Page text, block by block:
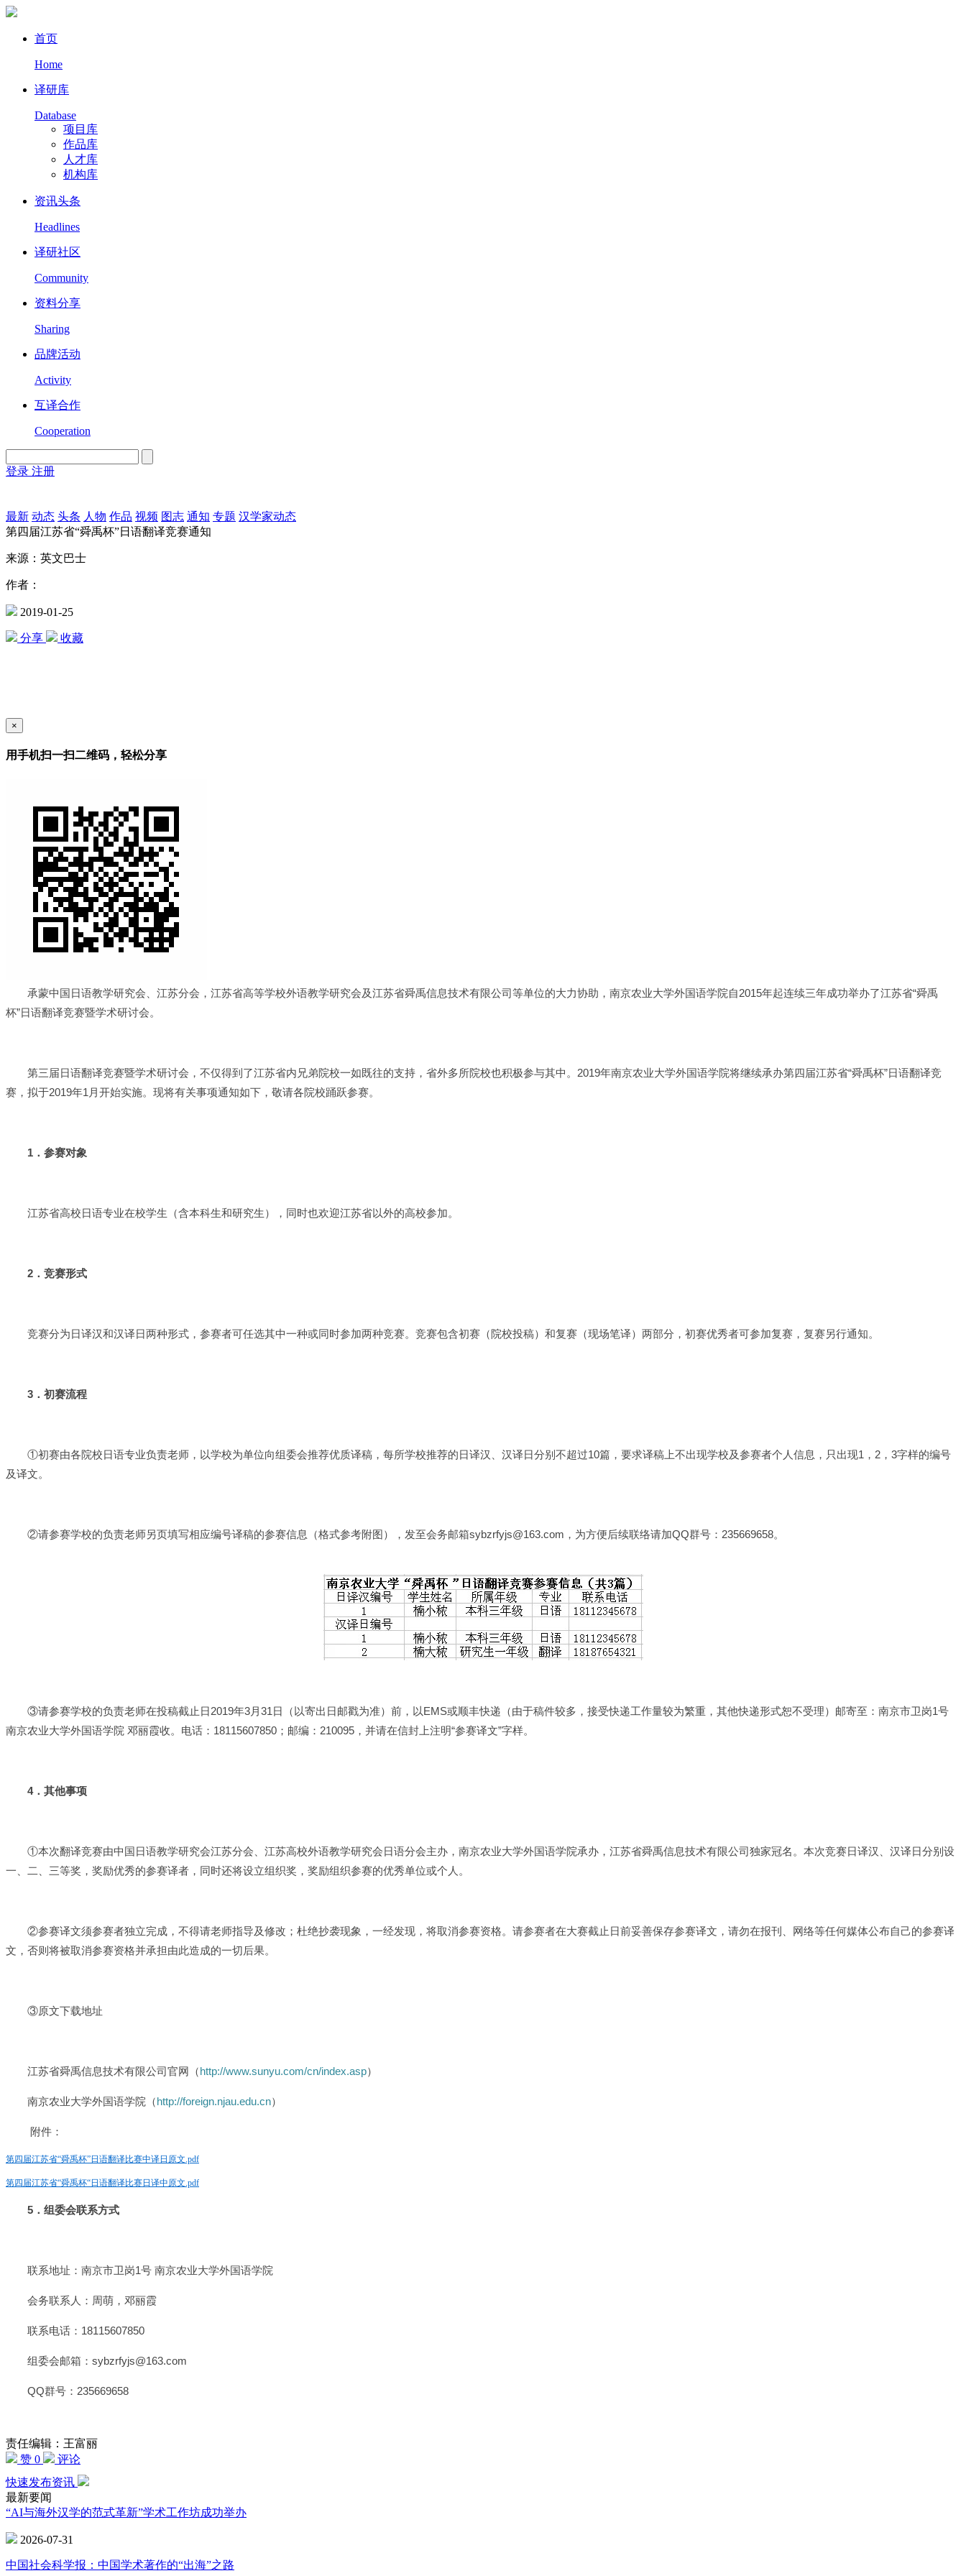
首页
Home
译研库
Database
项目库
作品库
人才库
机构库
资讯头条
Headlines
译研社区
Community
资料分享
Sharing
品牌活动
Activity
互译合作
Cooperation
登录 注册
最新 动态 头条 人物 作品 视频 图志 通知 专题 汉学家动态
第四届江苏省“舜禹杯”日语翻译竞赛通知
来源：英文巴士
作者：
2019-01-25
分享 收藏
×
用手机扫一扫二维码，轻松分享
承蒙中国日语教学研究会、江苏分会，江苏省高等学校外语教学研究会及江苏省舜禹信息技术有限公司等单位的大力协助，南京农业大学外国语学院自2015年起连续三年成功举办了江苏省“舜禹
杯”日语翻译竞赛暨学术研讨会。
第三届日语翻译竞赛暨学术研讨会，不仅得到了江苏省内兄弟院校一如既往的支持，省外多所院校也积极参与其中。2019年南京农业大学外国语学院将继续承办第四届江苏省“舜禹杯”日语翻译竞
赛，拟于2019年1月开始实施。现将有关事项通知如下，敬请各院校踊跃参赛。
1 ．参赛对象
江苏省高校日语专业在校学生（含本科生和研究生），同时也欢迎江苏省以外的高校参加。
2 ．竞赛形式
竞赛分为日译汉和汉译日两种形式，参赛者可任选其中一种或同时参加两种竞赛。竞赛包含初赛（院校投稿）和复赛（现场笔译）两部分，初赛优秀者可参加复赛，复赛另行通知。
3 ．初赛流程
①初赛由各院校日语专业负责老师，以学校为单位向组委会推荐优质译稿，每所学校推荐的日译汉、汉译日分别不超过10篇，要求译稿上不出现学校及参赛者个人信息，只出现1，2，3字样的编号
及译文。
②请参赛学校的负责老师另页填写相应编号译稿的参赛信息（格式参考附图），发至会务邮箱sybzrfyjs@163.com，为方便后续联络请加QQ群号：235669658。
③请参赛学校的负责老师在投稿截止日2019年3月31日（以寄出日邮戳为准）前，以EMS或顺丰快递（由于稿件较多，接受快递工作量较为繁重，其他快递形式恕不受理）邮寄至：南京市卫岗1号
南京农业大学外国语学院 邓丽霞收。电话：18115607850；邮编：210095，并请在信封上注明“参赛译文”字样。
4．其他事项
①本次翻译竞赛由中国日语教学研究会江苏分会、江苏高校外语教学研究会日语分会主办，南京农业大学外国语学院承办，江苏省舜禹信息技术有限公司独家冠名。本次竞赛日译汉、汉译日分别设
一、二、三等奖，奖励优秀的参赛译者，同时还将设立组织奖，奖励组织参赛的优秀单位或个人。
②参赛译文须参赛者独立完成，不得请老师指导及修改；杜绝抄袭现象，一经发现，将取消参赛资格。请参赛者在大赛截止日前妥善保存参赛译文，请勿在报刊、网络等任何媒体公布自己的参赛译
文，否则将被取消参赛资格并承担由此造成的一切后果。
③原文下载地址
江苏省舜禹信息技术有限公司官网（http://www.sunyu.com/cn/index.asp）
南京农业大学外国语学院（http://foreign.njau.edu.cn）
附件：
第四届江苏省“舜禹杯”日语翻译比赛中译日原文.pdf
第四届江苏省“舜禹杯“日语翻译比赛日译中原文.pdf
5 ．组委会联系方式
联系地址：南京市卫岗1号 南京农业大学外国语学院
会务联系人：周萌，邓丽霞
联系电话：18115607850
组委会邮箱：sybzrfyjs@163.com
QQ群号：235669658
责任编辑：王富丽
赞 0
评论
快速发布资讯
最新要闻
“AI与海外汉学的范式革新”学术工作坊成功举办
2026-07-31
中国社会科学报：中国学术著作的“出海”之路